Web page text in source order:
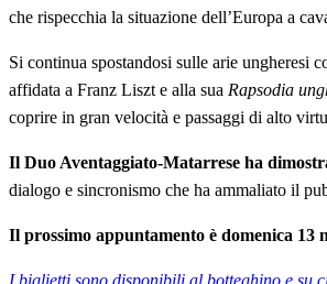
che rispecchia la situazione dell’Europa a
Si continua spostandosi sulle arie ungheresi
affidata a Franz Liszt e alla sua Rapsodia
coprire in gran velocità e passaggi di alto
Il Duo Aventaggiato-Matarrese ha
dialogo e sincronismo che ha ammaliato il
Il prossimo appuntamento è domenica 13
I biglietti sono disponibili al botteghino e su